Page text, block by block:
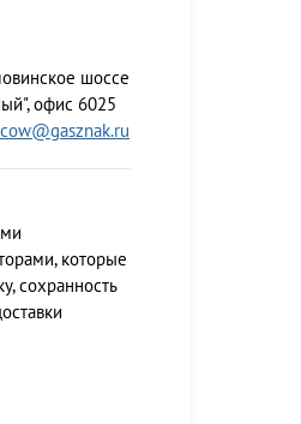
шоссе
офис 6025
которые
сохранность